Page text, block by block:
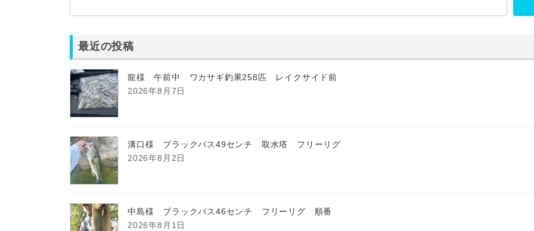
最近の投稿
龍様 午前中 ワカサギ釣果258匹 レイクサイド前
2026年8月7日
溝口様 ブラックバス49センチ 取水塔 フリーリグ
2026年8月2日
中島様 ブラックバス46センチ フリーリグ 順番
2026年8月1日